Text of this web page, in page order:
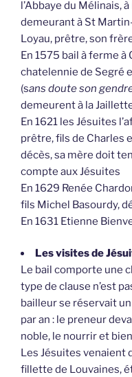
l’Abbaye du Mélinais,
demeurant à St
Loyau, prêtre, son
En 1575 bail à ferme
chatelennie de Segré
(sans doute son
demeurent à la
En 1621 les Jésuites
prêtre, fils de Charles
décès, sa mère doit
compte aux Jésuites
En 1629 Renée
fils Michel Basourdy,
En 1631 Etienne
Les visites de
Le bail comporte une
type de clause n’est
bailleur se réservait
par an : le preneur
noble, le nourrir et
Les Jésuites venaient
fillette de Louvaines,